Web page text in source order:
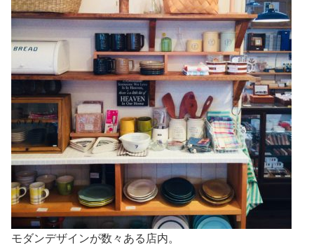
モダンデザインが数々ある店内。